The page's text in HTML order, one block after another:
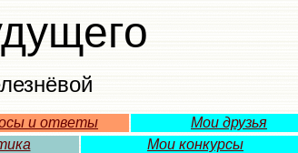
и ответы Мои друзья
Мои конкурсы